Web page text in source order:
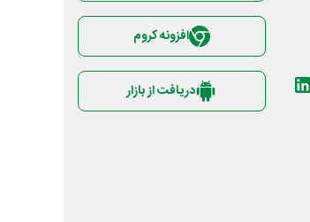
افزونه کروم
دریافت از بازار